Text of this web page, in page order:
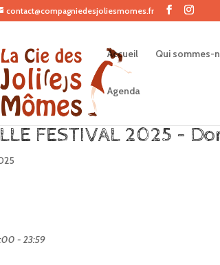
contact@compagniedesjoliesmomes.fr
Accueil Qui sommes-
Agenda
FESTIVAL 2025 –
- 23:59